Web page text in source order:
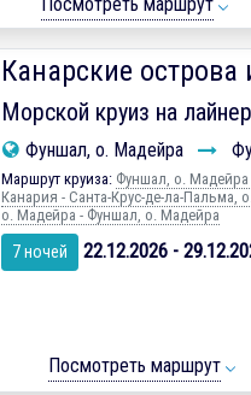
Канарские
Морской круиз на
Фуншал, о. Мадейра
Маршрут круиза: Фуншал, о. Мадейра
Канария - Санта-Крус-де-ла-Пальма,
о. Мадейра - Фуншал, о. Мадейра
7 ночей 22.12.2026 -
Посмотреть маршрут